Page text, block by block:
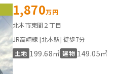
1,870万円
北本市東間２丁目
JR高崎線 [北本駅] 徒歩7分
土地 199.68㎡ 建物 149.05㎡